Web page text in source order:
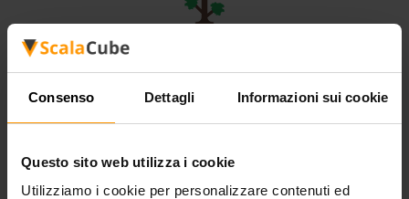
Consenso Dettagli Informazioni sui cookie
Questo sito web utilizza i cookie
Utilizziamo i cookie per personalizzare contenuti ed
Hosting del server